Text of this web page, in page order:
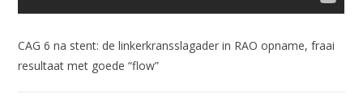
CAG 6 na stent: de linkerkransslagader in RAO opname, fraai
resultaat met goede “flow”